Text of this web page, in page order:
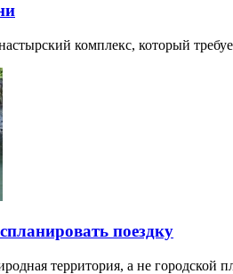
комплекс, который
поездку
территория, а не